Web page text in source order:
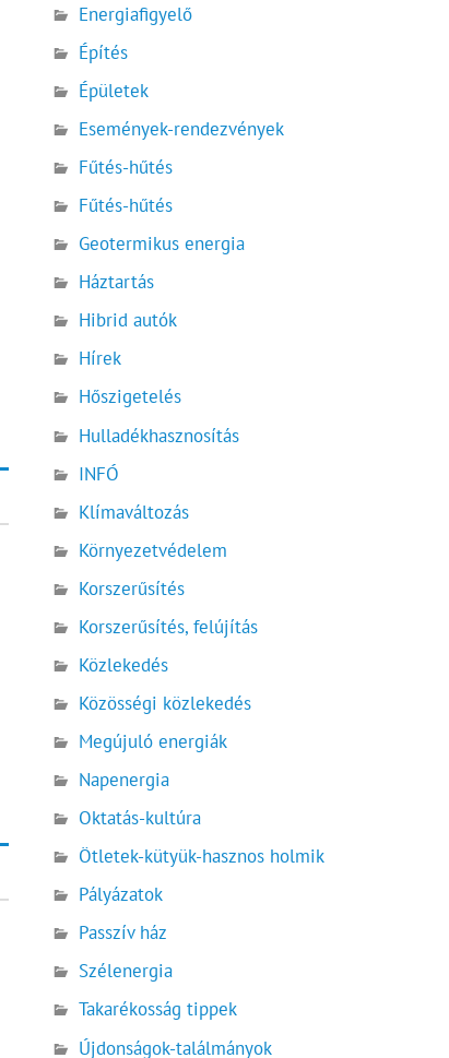
Energiafigyelő
Építés
Épületek
Események-rendezvények
Fűtés-hűtés
Fűtés-hűtés
Geotermikus energia
Háztartás
Hibrid autók
Hírek
Hőszigetelés
Hulladékhasznosítás
INFÓ
Klímaváltozás
Környezetvédelem
Korszerűsítés
Korszerűsítés, felújítás
Közlekedés
Közösségi közlekedés
Megújuló energiák
Napenergia
Oktatás-kultúra
Ötletek-kütyük-hasznos holmik
Pályázatok
Passzív ház
Szélenergia
Takarékosság tippek
Újdonságok-találmányok